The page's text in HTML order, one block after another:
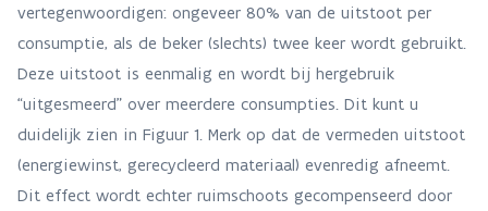
vertegenwoordigen: ongeveer 80% van de uitstoot per
consumptie, als de beker (slechts) twee keer wordt gebruikt.
Deze uitstoot is eenmalig en wordt bij hergebruik
“uitgesmeerd” over meerdere consumpties. Dit kunt u
duidelijk zien in Figuur 1. Merk op dat de vermeden uitstoot
(energiewinst, gerecycleerd materiaal) evenredig afneemt.
Dit effect wordt echter ruimschoots gecompenseerd door